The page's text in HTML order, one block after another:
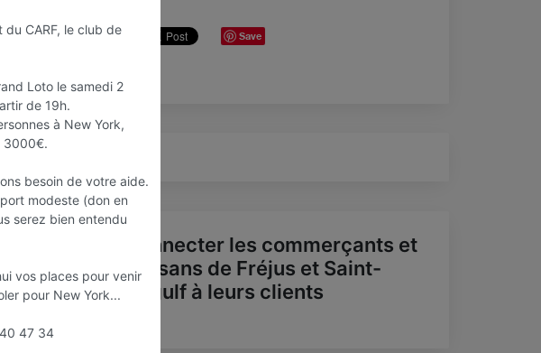
Save
Connecter les commerçants et
artisans de Fréjus et Saint-
Aygulf à leurs clients
CARF, le club de
Loto le samedi 2
de 19h.
à New York,
3000€.
besoin de votre aide.
modeste (don en
serez bien entendu
vos places pour venir
pour New York...
47 34